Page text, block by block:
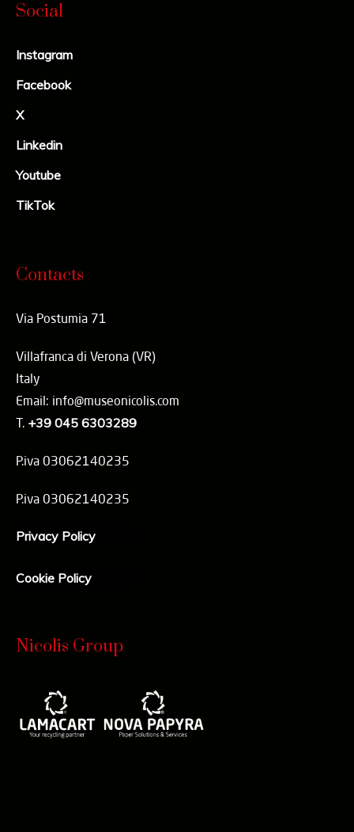
Social
Instagram
Facebook
X
Linkedin
Youtube
TikTok
Contacts
Via Postumia 71
Villafranca di Verona (VR)
Italy
Email: info@museonicolis.com
T. +39 045 6303289
P.iva 03062140235
P.iva 03062140235
Privacy Policy
Cookie Policy
Nicolis Group